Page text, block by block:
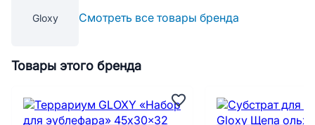
Gloxy Смотреть все товары бренда
Товары этого бренда